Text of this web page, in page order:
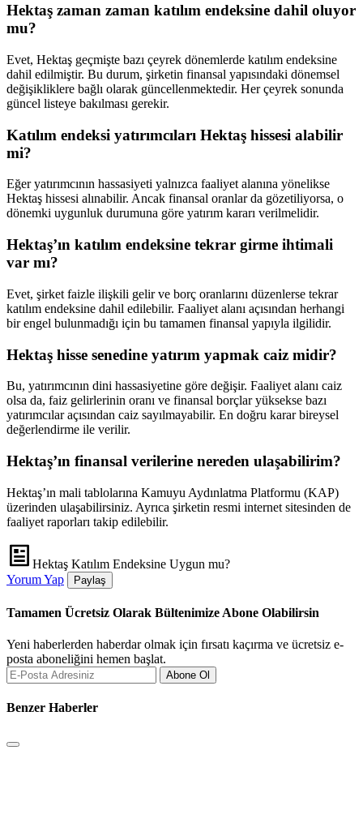
Hektaş zaman zaman katılım endeksine dahil oluyor
mu?
Evet, Hektaş geçmişte bazı çeyrek dönemlerde katılım endeksine
dahil edilmiştir. Bu durum, şirketin finansal yapısındaki dönemsel
değişikliklere bağlı olarak güncellenmektedir. Her çeyrek sonunda
güncel listeye bakılması gerekir.
Katılım endeksi yatırımcıları Hektaş hissesi alabilir
mi?
Eğer yatırımcının hassasiyeti yalnızca faaliyet alanına yönelikse
Hektaş hissesi alınabilir. Ancak finansal oranlar da gözetiliyorsa, o
dönemki uygunluk durumuna göre yatırım kararı verilmelidir.
Hektaş’ın katılım endeksine tekrar girme ihtimali
var mı?
Evet, şirket faizle ilişkili gelir ve borç oranlarını düzenlerse tekrar
katılım endeksine dahil edilebilir. Faaliyet alanı açısından herhangi
bir engel bulunmadığı için bu tamamen finansal yapıyla ilgilidir.
Hektaş hisse senedine yatırım yapmak caiz midir?
Bu, yatırımcının dini hassasiyetine göre değişir. Faaliyet alanı caiz
olsa da, faiz gelirlerinin oranı ve finansal borçlar yüksekse bazı
yatırımcılar açısından caiz sayılmayabilir. En doğru karar bireysel
değerlendirme ile verilir.
Hektaş’ın finansal verilerine nereden ulaşabilirim?
Hektaş’ın mali tablolarına Kamuyu Aydınlatma Platformu (KAP)
üzerinden ulaşabilirsiniz. Ayrıca şirketin resmi internet sitesinden de
faaliyet raporları takip edilebilir.
Hektaş Katılım Endeksine Uygun mu?
Yorum Yap
Paylaş
Tamamen Ücretsiz Olarak Bültenimize Abone Olabilirsin
Yeni haberlerden haberdar olmak için fırsatı kaçırma ve ücretsiz e-
posta aboneliğini hemen başlat.
Abone Ol
Benzer Haberler